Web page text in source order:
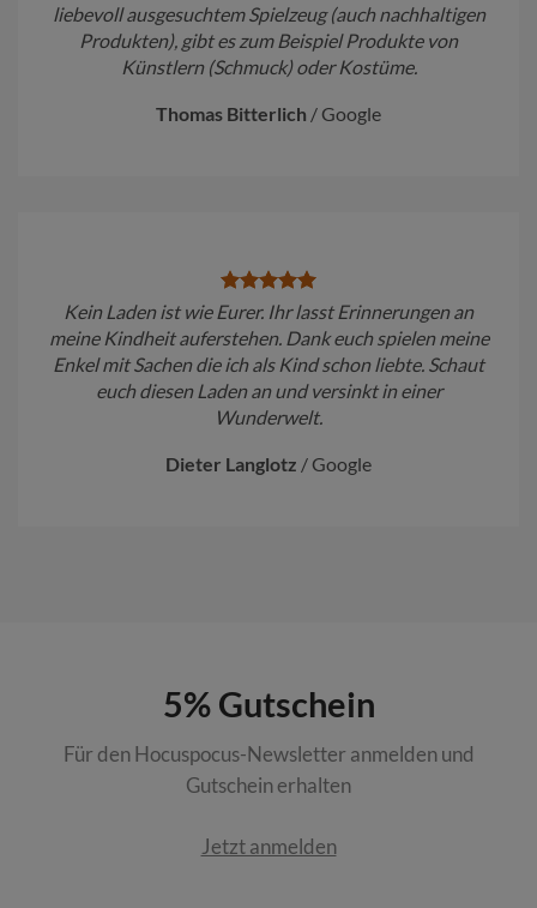
liebevoll ausgesuchtem Spielzeug (auch nachhaltigen
Produkten), gibt es zum Beispiel Produkte von
Künstlern (Schmuck) oder Kostüme.
Thomas Bitterlich / Google
Kein Laden ist wie Eurer. Ihr lasst Erinnerungen an
meine Kindheit auferstehen. Dank euch spielen meine
Enkel mit Sachen die ich als Kind schon liebte. Schaut
euch diesen Laden an und versinkt in einer
Wunderwelt.
Dieter Langlotz / Google
5% Gutschein
Für den Hocuspocus-Newsletter anmelden und
Gutschein erhalten
Jetzt anmelden